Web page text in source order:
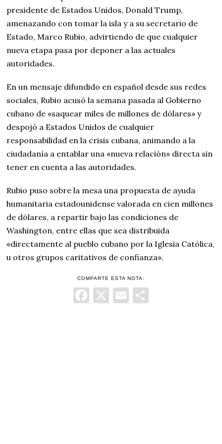
presidente de Estados Unidos, Donald Trump,
amenazando con tomar la isla y a su secretario de
Estado, Marco Rubio, advirtiendo de que cualquier
nueva etapa pasa por deponer a las actuales
autoridades.
En un mensaje difundido en español desde sus redes
sociales, Rubio acusó la semana pasada al Gobierno
cubano de «saquear miles de millones de dólares» y
despojó a Estados Unidos de cualquier
responsabilidad en la crisis cubana, animando a la
ciudadanía a entablar una «nueva relación» directa sin
tener en cuenta a las autoridades.
Rubio puso sobre la mesa una propuesta de ayuda
humanitaria estadounidense valorada en cien millones
de dólares, a repartir bajo las condiciones de
Washington, entre ellas que sea distribuida
«directamente al pueblo cubano por la Iglesia Católica,
u otros grupos caritativos de confianza».
COMPARTE ESTA NOTA:
Facebook
X Email